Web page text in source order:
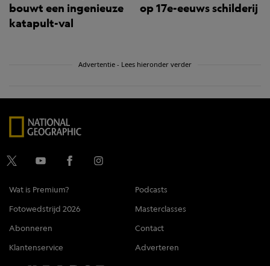
bouwt een ingenieuze
katapult-val
op 17e-eeuws schilderij
Advertentie - Lees hieronder verder
Wat is Premium?
Podcasts
Fotowedstrijd 2026
Masterclasses
Abonneren
Contact
Klantenservice
Adverteren